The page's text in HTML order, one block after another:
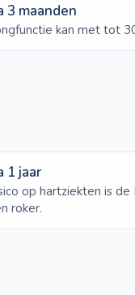
3 maanden
kan met tot
1 jaar
op hartziekten is
roker.